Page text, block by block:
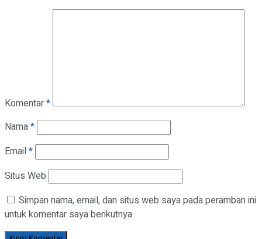
Komentar*
Nama*
Email*
Situs Web
Simpan nama, email, dan situs web saya pada peramban ini
untuk komentar saya berikutnya.